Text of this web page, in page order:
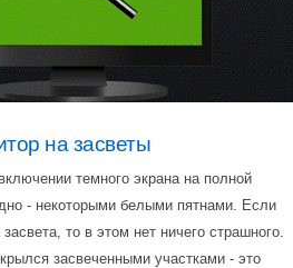
на засветы
темного экрана на полной
- некоторыми белыми пятнами. Если
то в этом нет ничего страшного.
засвеченными участками - это